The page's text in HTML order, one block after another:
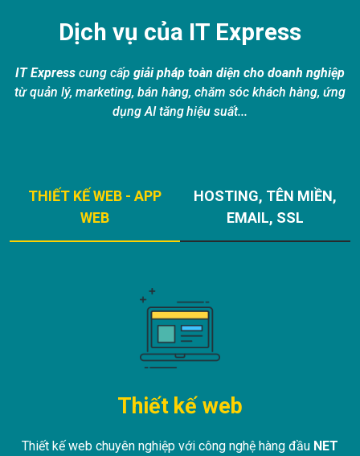
Dịch vụ của IT Express
IT Express cung cấpgiải pháp toàn diện cho doanh nghiệp
từ quản lý, marketing, bán hàng, chăm sóc khách hàng, ứng
dụng AI tăng hiệu suất...
THIẾT KẾ WEB - APP
WEB
HOSTING, TÊN MIỀN,
EMAIL, SSL
Thiết kế web
Thiết kế web chuyên nghiệp với công nghệ hàng đầu NET